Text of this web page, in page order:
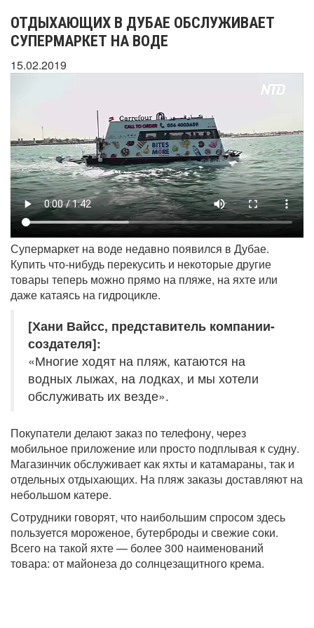
ОТДЫХАЮЩИХ В ДУБАЕ ОБСЛУЖИВАЕТ
СУПЕРМАРКЕТ НА ВОДЕ
15.02.2019
Супермаркет на воде недавно появился в Дубае.
Купить что-нибудь перекусить и некоторые другие
товары теперь можно прямо на пляже, на яхте или
даже катаясь на гидроцикле.
[Хани Вайсс, представитель компании-
создателя]:
«Многие ходят на пляж, катаются на
водных лыжах, на лодках, и мы хотели
обслуживать их везде».
Покупатели делают заказ по телефону, через
мобильное приложение или просто подплывая к судну.
Магазинчик обслуживает как яхты и катамараны, так и
отдельных отдыхающих. На пляж заказы доставляют на
небольшом катере.
Сотрудники говорят, что наибольшим спросом здесь
пользуется мороженое, бутерброды и свежие соки.
Всего на такой яхте — более 300 наименований
товара: от майонеза до солнцезащитного крема.